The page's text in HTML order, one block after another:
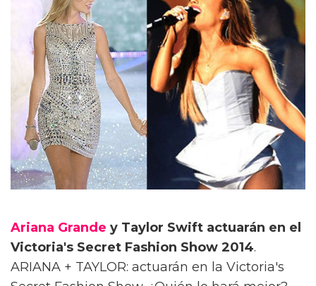
Ariana Grande y Taylor Swift actuarán en el
Victoria's Secret Fashion Show 2014.
ARIANA + TAYLOR: actuarán en la Victoria's